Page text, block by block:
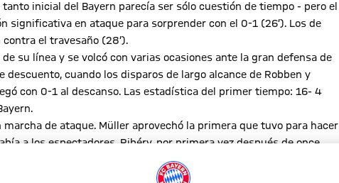
inicial del Bayern parecía ser sólo cuestión de tiempo - pero el
significativa en ataque para sorprender con el 0-1 (26’). Los de
el travesaño (28’).
su línea y se volcó con varias ocasiones ante la gran defensa de
cuando los disparos de largo alcance de Robben y
con 0-1 al descanso. Las estadística del primer tiempo: 16- 4
de ataque. Müller aprovechó la primera que tuvo para hacer
a los espectadores. Ribéry, por primera vez después de once
aún más. Los bávaros dispusieron de más oportunidades, pero
Un tanto de Lewandowski (67') no subió al marcador por